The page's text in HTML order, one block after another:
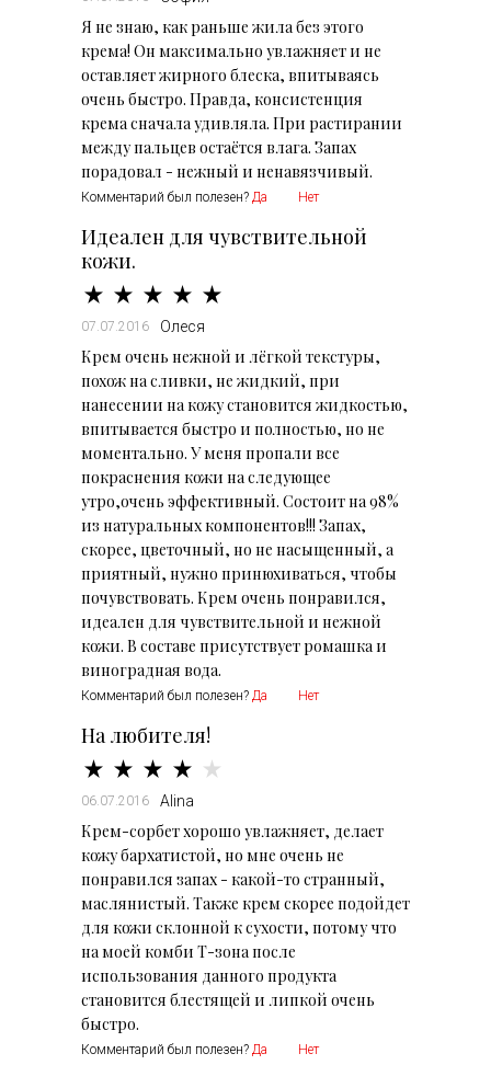
Я не знаю, как раньше жила без этого
крема! Он максимально увлажняет и не
оставляет жирного блеска, впитываясь
очень быстро. Правда, консистенция
крема сначала удивляла. При растирании
между пальцев остаётся влага. Запах
порадовал - нежный и ненавязчивый.
Комментарий был полезен? Да Нет
Идеален для чувствительной
кожи.
07.07.2016 Олеся
Крем очень нежной и лёгкой текстуры,
похож на сливки, не жидкий, при
нанесении на кожу становится жидкостью,
впитывается быстро и полностью, но не
моментально. У меня пропали все
покраснения кожи на следующее
утро,очень эффективный. Состоит на 98%
из натуральных компонентов!!! Запах,
скорее, цветочный, но не насыщенный, а
приятный, нужно принюхиваться, чтобы
почувствовать. Крем очень понравился,
идеален для чувствительной и нежной
кожи. В составе присутствует ромашка и
виноградная вода.
Комментарий был полезен? Да Нет
На любителя!
06.07.2016 Alina
Крем-сорбет хорошо увлажняет, делает
кожу бархатистой, но мне очень не
понравился запах - какой-то странный,
маслянистый. Также крем скорее подойдет
для кожи склонной к сухости, потому что
на моей комби Т-зона после
использования данного продукта
становится блестящей и липкой очень
быстро.
Комментарий был полезен? Да Нет